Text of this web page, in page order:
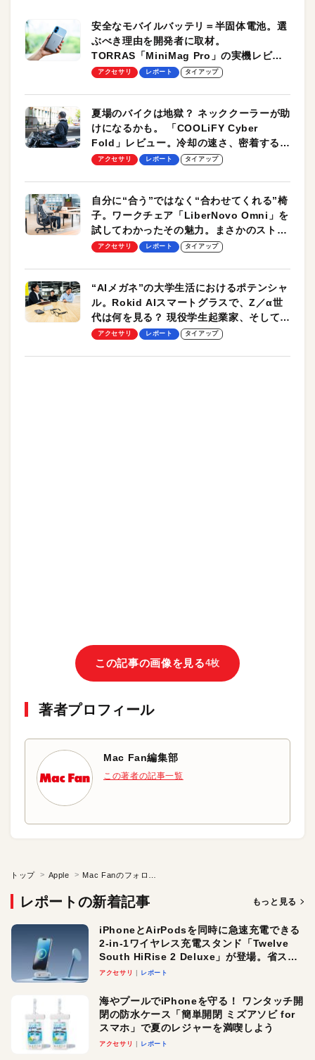
安全なモバイルバッテリ＝半固体電池。選
ぶべき理由を開発者に取材。
TORRAS「MiniMag Pro」の実機レビュ
ーも
アクセサリ レポート タイアップ
夏場のバイクは地獄？ ネッククーラーが助
けになるかも。 「COOLiFY Cyber
Fold」レビュー。冷却の速さ、密着する冷
却プレート、シンプルな操作性がグッド！
アクセサリ レポート タイアップ
自分に“合う”ではなく“合わせてくれる”椅
子。ワークチェア「LiberNovo Omni」を
試してわかったその魅力。まさかのストレ
ッチ機能も搭載
アクセサリ レポート タイアップ
“AIメガネ”の大学生活におけるポテンシャ
ル。Rokid AIスマートグラスで、Z／α世
代は何を見る？ 現役学生起業家、そして教
授による体験会レポート【PR】
アクセサリ レポート タイアップ
この記事の画像を見る4枚
著者プロフィール
Mac Fan編集部
この著者の記事一覧
トップ Apple
レポートの新着記事 もっと見る
iPhoneとAirPodsを同時に急速充電できる
2-in-1ワイヤレス充電スタンド「Twelve
South HiRise 2 Deluxe」が登場。省スペ
ースでおしゃれに充電したい人にオスス
アクセサリ レポート
海やプールでiPhoneを守る！ ワンタッチ開
閉の防水ケース「簡単開閉 ミズアソビ for
スマホ」で夏のレジャーを満喫しよう
アクセサリ レポート